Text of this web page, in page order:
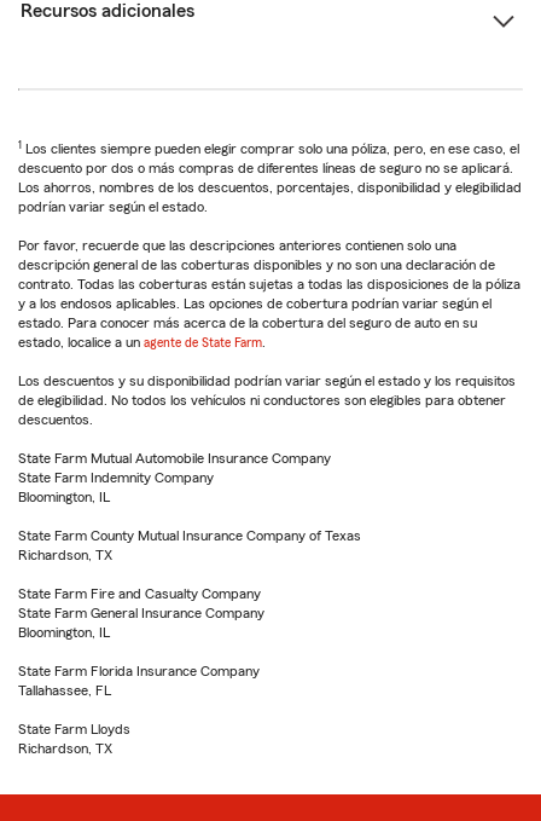
Recursos adicionales
1 Los clientes siempre pueden elegir comprar solo una póliza, pero, en ese caso, el
descuento por dos o más compras de diferentes líneas de seguro no se aplicará.
Los ahorros, nombres de los descuentos, porcentajes, disponibilidad y elegibilidad
podrían variar según el estado.
Por favor, recuerde que las descripciones anteriores contienen solo una
descripción general de las coberturas disponibles y no son una declaración de
contrato. Todas las coberturas están sujetas a todas las disposiciones de la póliza
y a los endosos aplicables. Las opciones de cobertura podrían variar según el
estado. Para conocer más acerca de la cobertura del seguro de auto en su
estado, localice a un agente de State Farm
Los descuentos y su disponibilidad podrían variar según el estado y los requisitos
de elegibilidad. No todos los vehículos ni conductores son elegibles para obtener
descuentos.
State Farm Mutual Automobile Insurance Company
State Farm Indemnity Company
Bloomington, IL
State Farm County Mutual Insurance Company of Texas
Richardson, TX
State Farm Fire and Casualty Company
State Farm General Insurance Company
Bloomington, IL
State Farm Florida Insurance Company
Tallahassee, FL
State Farm Lloyds
Richardson, TX